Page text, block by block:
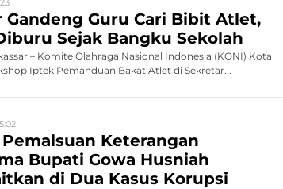
Gandeng Guru Cari Bibit Atlet,
Sejak Bangku Sekolah
– Komite Olahraga Nasional Indonesia (KONI) Kota
Iptek Pemanduan Bakat Atlet di Sekretar...
Keterangan
Bupati Gowa Husniah
di Dua Kasus Korupsi